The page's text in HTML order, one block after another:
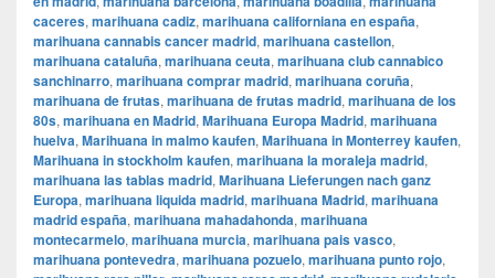
caceres, marihuana cadiz, marihuana californiana en españa,
marihuana cannabis cancer madrid, marihuana castellon,
marihuana cataluña, marihuana ceuta, marihuana club cannabico
sanchinarro, marihuana comprar madrid, marihuana coruña,
marihuana de frutas, marihuana de frutas madrid, marihuana de los
80s, marihuana en Madrid, Marihuana Europa Madrid, marihuana
huelva, Marihuana in malmo kaufen, Marihuana in Monterrey kaufen,
Marihuana in stockholm kaufen, marihuana la moraleja madrid,
marihuana las tablas madrid, Marihuana Lieferungen nach ganz
Europa, marihuana liquida madrid, marihuana Madrid, marihuana
madrid españa, marihuana mahadahonda, marihuana
montecarmelo, marihuana murcia, marihuana pais vasco,
marihuana pontevedra, marihuana pozuelo, marihuana punto rojo,